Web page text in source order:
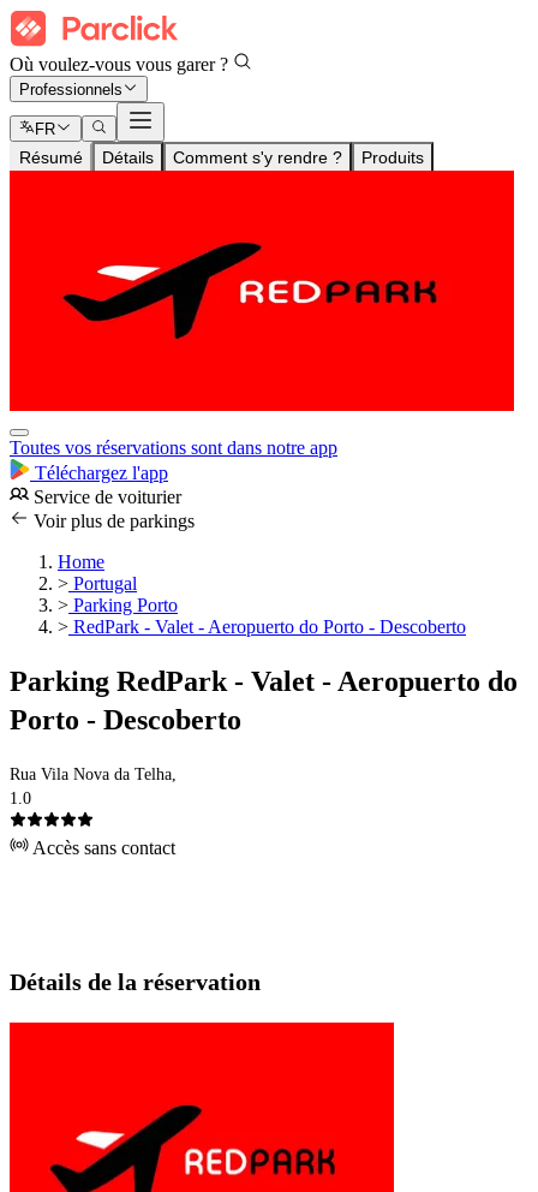
Où voulez-vous vous garer ?
Professionnels
FR
Résumé Détails Comment s'y rendre ? Produits
Toutes vos réservations sont dans notre app
Téléchargez l'app
Service de voiturier
Voir plus de parkings
Home
> Portugal
> Parking Porto
> RedPark - Valet - Aeropuerto do Porto - Descoberto
Parking RedPark - Valet - Aeropuerto do
Porto - Descoberto
Rua Vila Nova da Telha,
1.0
Accès sans contact
Détails de la réservation